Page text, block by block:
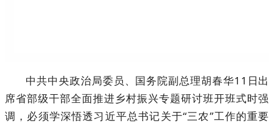
中共中央政治局委员、国务院副总理胡春华11日出
席省部级干部全面推进乡村振兴专题研讨班开班式时强
调，必须学深悟透习近平总书记关于“三农”工作的重要